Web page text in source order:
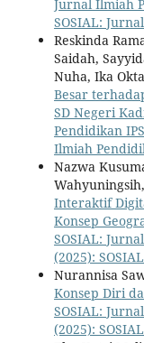
Jurnal Ilmiah
SOSIAL:
Reskinda
Saidah,
Nuha, Ika
Besar
SD Negeri
Pendidikan
Ilmiah
Nazwa
Wahyuningsih,
Interaktif
Konsep
SOSIAL:
(2025):
Nurannisa
Konsep Diri
SOSIAL:
(2025):